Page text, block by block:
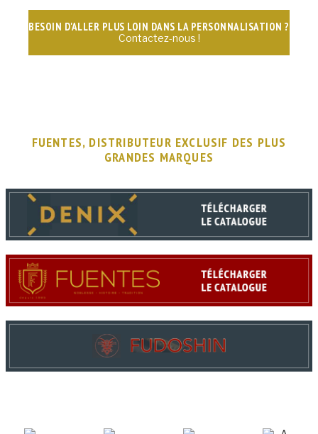
BESOIN D'ALLER PLUS LOIN DANS LA PERSONNALISATION ?
Contactez-nous !
FUENTES, DISTRIBUTEUR EXCLUSIF DES PLUS
GRANDES MARQUES